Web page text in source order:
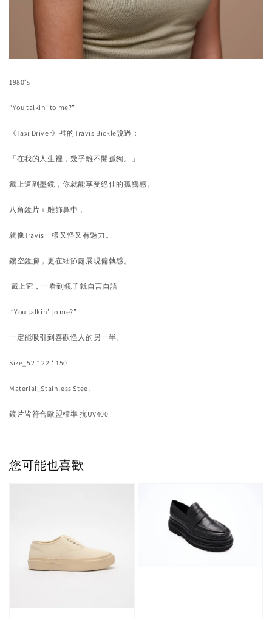
1980‘s
“You talkin’ to me?”
《Taxi Driver》裡的Travis Bickle說過：
「在我的人生裡，幾乎離不開孤獨。」
戴上這副墨鏡，你就能享受絕佳的孤獨感。
八角鏡片＋雕飾鼻中，
就像Travis一樣又怪又有魅力。
鏤空鏡腳，更在細節處展現偏執感。
戴上它，一看到鏡子就自言自語
“You talkin’ to me?”
一定能吸引到喜歡怪人的另一半。
Size_52 * 22 * 150
Material_Stainless Steel
鏡片皆符合歐盟標準 抗UV400
您可能也喜歡